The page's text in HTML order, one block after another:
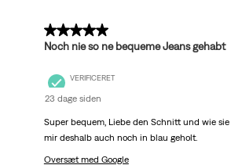
5 ud af 5 stjerner.
Noch nie so ne bequeme Jeans gehabt
VERIFICERET
23 dage siden
Super bequem, Liebe den Schnitt und wie
mir deshalb auch noch in blau geholt.
Oversæt med Google